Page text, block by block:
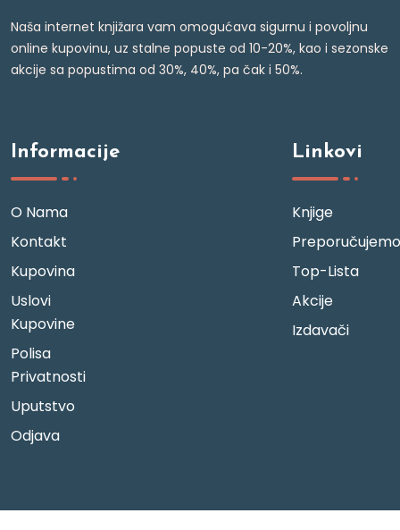
Naša internet knjižara vam omogućava sigurnu i povoljnu
online kupovinu, uz stalne popuste od 10-20%, kao i sezonske
akcije sa popustima od 30%, 40%, pa čak i 50%.
Informacije
O Nama
Kontakt
Kupovina
Uslovi
Kupovine
Polisa
Privatnosti
Uputstvo
Odjava
Linkovi
Knjige
Preporučujemo
Top-Lista
Akcije
Izdavači